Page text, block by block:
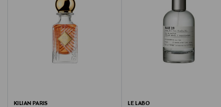
Kilian Paris, hajuvesi, tuoksu, täyttöpakkaus,
kosmetiikka
KILIAN PARIS
LE LABO